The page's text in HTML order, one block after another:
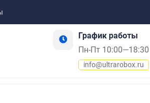
График работы
Пн-Пт 10:00—18:30
info@ultrarobox.ru